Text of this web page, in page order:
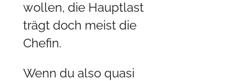
wollen, die Hauptlast
trägt doch meist die
Chefin.
Wenn du also quasi